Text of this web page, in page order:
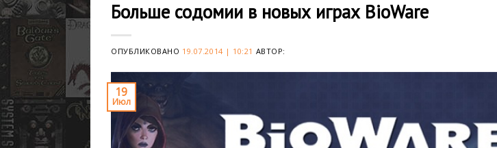
Больше содомии в новых играх BioWare
ОПУБЛИКОВАНО 19.07.2014 | 10:21 АВТОР:
19
Июл